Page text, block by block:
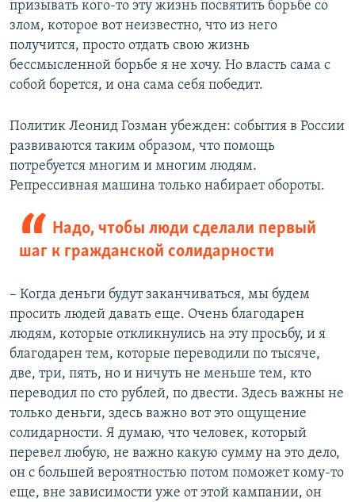
призывать кого-то эту жизнь посвятить борьбе со
злом, которое вот неизвестно, что из него
получится, просто отдать свою жизнь
бессмысленной борьбе я не хочу. Но власть сама с
собой борется, и она сама себя победит.
Политик Леонид Гозман убежден: события в России
развиваются таким образом, что помощь
потребуется многим и многим людям.
Репрессивная машина только набирает обороты.
Надо, чтобы люди сделали первый
шаг к гражданской солидарности
– Когда деньги будут заканчиваться, мы будем
просить людей давать еще. Очень благодарен
людям, которые откликнулись на эту просьбу, и я
благодарен тем, которые переводили по тысяче,
две, три, пять, но и ничуть не меньше тем, кто
переводил по сто рублей, по двести. Здесь важны не
только деньги, здесь важно вот это ощущение
солидарности. Я думаю, что человек, который
перевел любую, не важно какую сумму на это дело,
он с большей вероятностью потом поможет кому-то
еще, вне зависимости уже от этой кампании, он